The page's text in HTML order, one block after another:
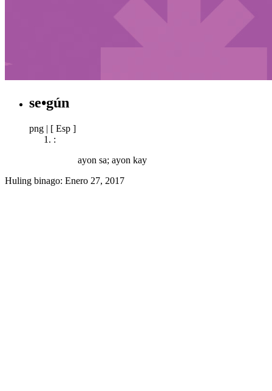
se•gún
png | [ Esp ]
:
ayon sa; ayon kay
Huling binago: Enero 27, 2017